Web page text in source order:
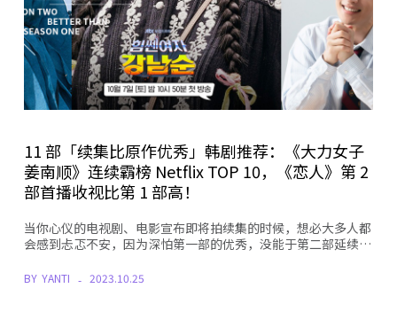
11 部「续集比原作优秀」韩剧推荐：《大力女子
姜南顺》连续霸榜 Netflix TOP 10，《恋人》第 2
部首播收视比第 1 部高！
当你心仪的电视剧、电影宣布即将拍续集的时候，想必大多人都
会感到忐忑不安，因为深怕第一部的优秀，没能于第二部延续…
BY YANTI 2023.10.25